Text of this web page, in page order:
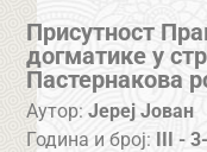
Присутност
догматике у
Пастернакова
Аутор: Јереј Јован
Година и број: III -